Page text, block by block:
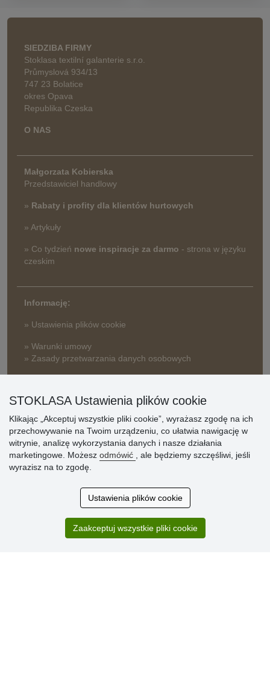
SIEDZIBA FIRMY
Stoklasa textilní galanterie s.r.o.
Průmyslová 934/13
747 23 Bolatice
okres Opava
Republika Czeska
O NAS
Małgorzata Kobierska
Przedstawiciel handlowy
» Rabaty i profity dla klientów hurtowych
» Artykuły
» Co tydzień nowe inspiracje za darmo - strona w języku
czeskim
Informację:
» Ustawienia plików cookie
» Warunki umowy
» Zasady przetwarzania danych osobowych
» Dlaczego należy się zarejestrować?
» Najczęściej zadawane pytania
Ocena
Zakup przebiegł sprawnie. Jestem
zadowolona. Polecam.
STOKLASA Ustawienia plików cookie
Klikając „Akceptuj wszystkie pliki cookie”, wyrażasz zgodę na ich
przechowywanie na Twoim urządzeniu, co ułatwia nawigację w
witrynie, analizę wykorzystania danych i nasze działania
marketingowe. Możesz odmówić
, ale będziemy szczęśliwi, jeśli
wyrazisz na to zgodę.
Ustawienia plików cookie
Zaakceptuj wszystkie pliki cookie